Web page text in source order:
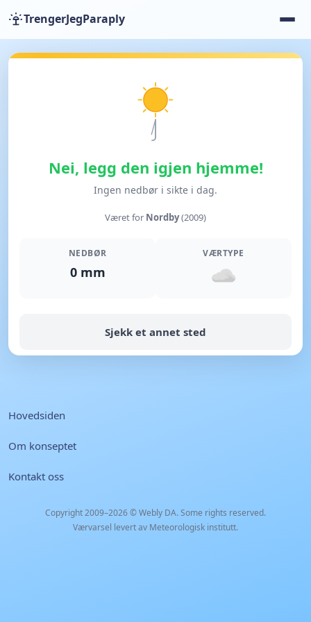
TrengerJegParaply
Nei, legg den igjen hjemme!
Ingen nedbør i sikte i dag.
Været for Nordby(2009)
NEDBØR
0 mm
VÆRTYPE
Sjekk et annet sted
Hovedsiden
Om konseptet
Kontakt oss
Copyright 2009–2026 ©Webly DA. Some rights reserved.
Værvarsel levert av Meteorologisk institutt.